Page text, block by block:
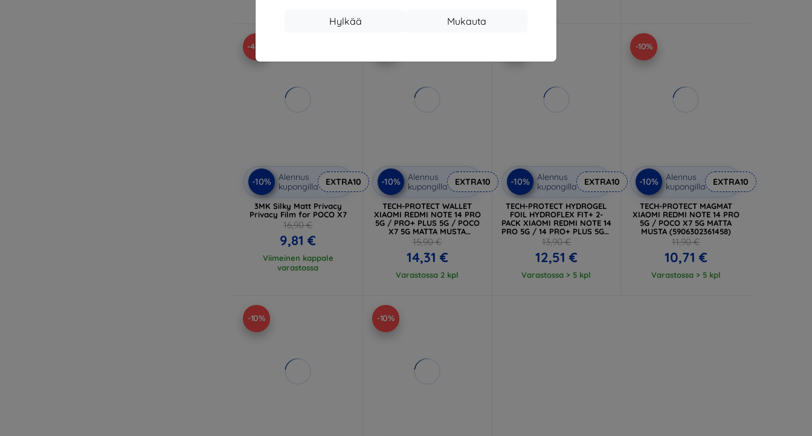
Mukauta
Hylkää
-42%
-10%
Alennus
kupongilla
EXTRA10
3MK Silky Matt Privacy
Privacy Film for POCO X7
16,90 €
9,81 €
Viimeinen kappale
varastossa
-10%
Alennus
kupongilla
EXTRA10
TECH-PROTECT WALLET
XIAOMI REDMI NOTE 14 PRO
5G / PRO+ PLUS 5G / POCO
X7 5G MATTA MUSTA
(5906302361175)
15,90 €
14,31 €
Varastossa 2 kpl
-10%
Alennus
kupongilla
EXTRA10
TECH-PROTECT HYDROGEL
FOIL HYDROFLEX FIT+ 2-
PACK XIAOMI REDMI NOTE 14
PRO 5G / 14 PRO+ PLUS 5G /
POCO X7 5G CLEAR
(5906302361434)
13,90 €
12,51 €
Varastossa > 5 kpl
-10%
-10%
Alennus
kupongilla
EXTRA10
TECH-PROTECT MAGMAT
XIAOMI REDMI NOTE 14 PRO
5G / POCO X7 5G MATTA
MUSTA (5906302361458)
11,90 €
10,71 €
Varastossa > 5 kpl
-10% -10%